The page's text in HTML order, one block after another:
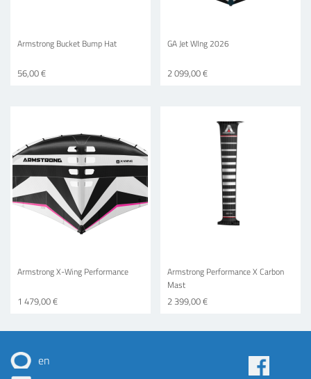
Armstrong Bucket Bump Hat
56,00 €
GA Jet WIng 2026
2 099,00 €
Armstrong X-Wing Performance
1 479,00 €
Armstrong Performance X Carbon
Mast
2 399,00 €
en